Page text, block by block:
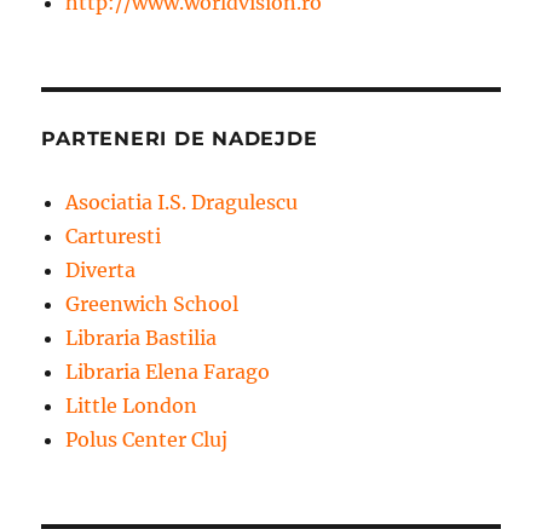
PARTENERI DE NADEJDE
Asociatia I.S. Dragulescu
Carturesti
Diverta
Greenwich School
Libraria Bastilia
Libraria Elena Farago
Little London
Polus Center Cluj